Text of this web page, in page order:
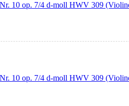
10 op. 7/4 d-moll HWV 309
10 op. 7/4 d-moll HWV 309